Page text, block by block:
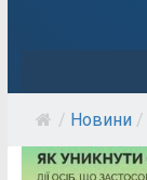
/ Новини /